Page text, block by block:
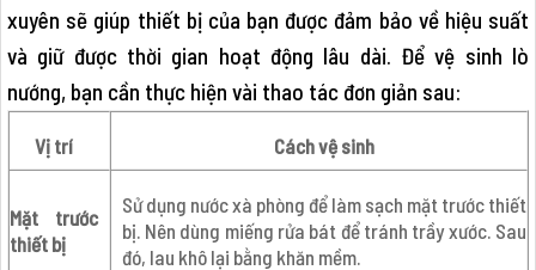
xuyên sẽ giúp thiết bị của bạn được đảm bảo về hiệu suất
và giữ được thời gian hoạt động lâu dài. Để vệ sinh lò
nướng, bạn cần thực hiện vài thao tác đơn giản sau:
Vị trí Cách vệ sinh
Mặt trước
thiết bị
Sử dụng nước xà phòng để làm sạch mặt trước thiết
bị. Nên dùng miếng rửa bát để tránh trầy xước. Sau
đó, lau khô lại bằng khăn mềm.